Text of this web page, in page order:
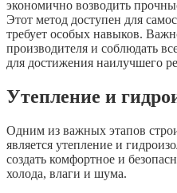
экономично возводить
Этот метод доступен для
требует особых навыков.
производителя и соблюдать
для достижения наилучшего
Утепление и
Одним из важных этапов
является утепление и
создать комфортное и
холода, влаги и шума.